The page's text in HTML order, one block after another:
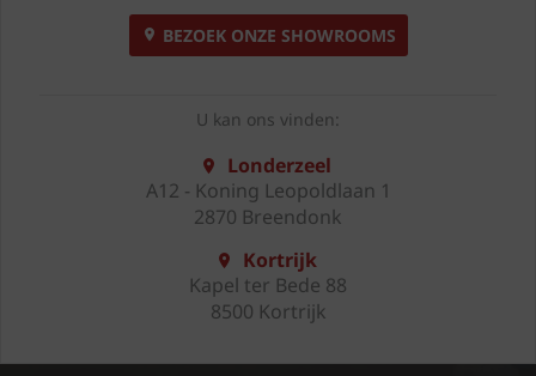
BEZOEK ONZE SHOWROOMS
U kan ons vinden:
Londerzeel
A12 - Koning Leopoldlaan 1
2870 Breendonk
Kortrijk
Kapel ter Bede 88
8500 Kortrijk